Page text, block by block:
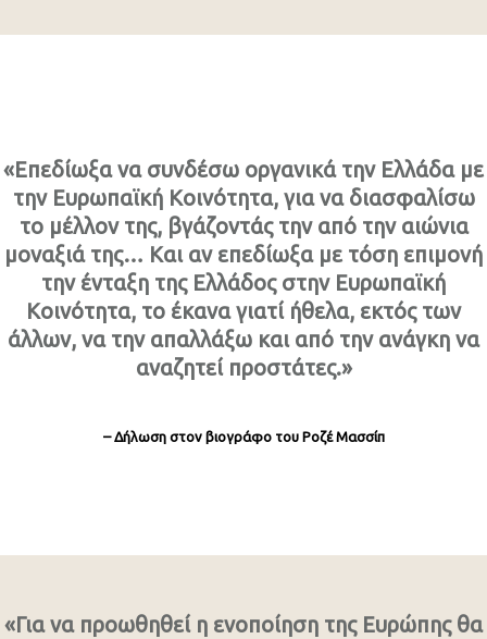
«Επεδίωξα να συνδέσω οργανικά την Ελλάδα με
την Ευρωπαϊκή Κοινότητα, για να διασφαλίσω
το μέλλον της, βγάζοντάς την από την αιώνια
μοναξιά της… Και αν επεδίωξα με τόση επιμονή
την ένταξη της Ελλάδος στην Ευρωπαϊκή
Κοινότητα, το έκανα γιατί ήθελα, εκτός των
άλλων, να την απαλλάξω και από την ανάγκη να
αναζητεί προστάτες.»
– Δήλωση στον βιογράφο του Ροζέ Μασσίπ
«Για να προωθηθεί η ενοποίηση της Ευρώπης θα